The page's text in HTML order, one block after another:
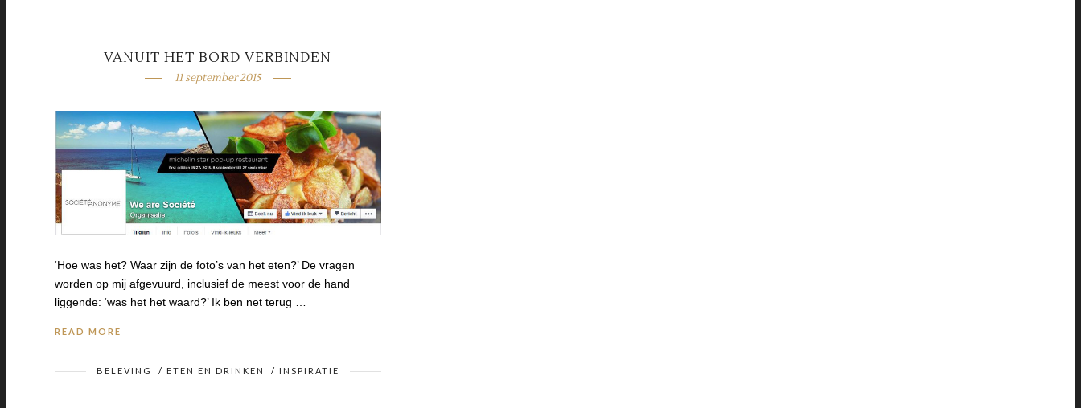
VANUIT HET BORD VERBINDEN
11 september 2015
‘Hoe was het? Waar zijn de foto’s van het eten?’ De vragen
worden op mij afgevuurd, inclusief de meest voor de hand
liggende: ‘was het het waard?’ Ik ben net terug …
READ MORE
BELEVING / ETEN EN DRINKEN / INSPIRATIE